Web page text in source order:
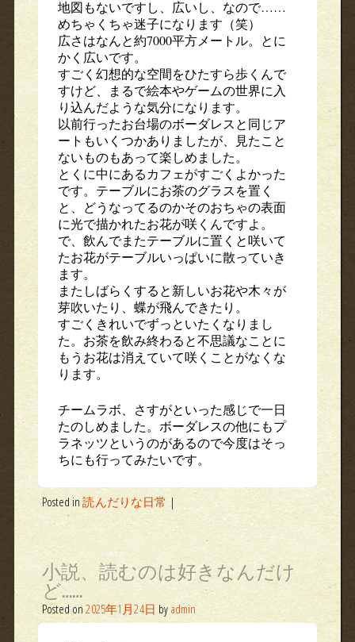
地図もないですし、広いし、なので……
めちゃくちゃ迷子になります（笑）
広さはなんと約7000平方メートル。とに
かく広いです。
すごく幻想的な空間をひたすら歩くんで
すけど、まるで絵本やゲームの世界に入
り込んだような気分になります。
以前行ったお台場のボーダレスと同じア
ートもいくつかありましたが、見たこと
ないものもあって楽しめました。
とくに中にあるカフェがすごくよかった
です。テーブルにお茶のグラスを置く
と、どうなってるのかそのおちゃの表面
に光で描かれたお花が咲くんですよ。
で、飲んでまたテーブルに置くと咲いて
たお花がテーブルいっぱいに散っていき
ます。
またしばらくすると新しいお花や木々が
芽吹いたり、蝶が飛んできたり。
すごくきれいでずっといたくなりまし
た。お茶を飲み終わると不思議なことに
もうお花は消えていて咲くことがなくな
ります。
チームラボ、さすがといった感じで一日
たのしめました。ボーダレスの他にもプ
ラネッツというのがあるので今度はそっ
ちにも行ってみたいです。
Posted in読んだりな日常 |
小説、読むのは好きなんだけ
ど……
Posted on2025年1月24日 by admin